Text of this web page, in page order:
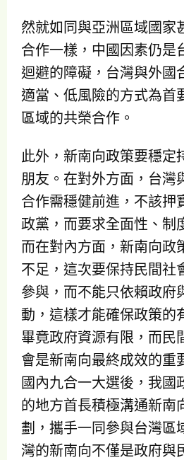
然就如同與亞洲區域國家
合作一樣，中國因素仍是
迴避的障礙，台灣與外國
適當、低風險的方式為首
區域的共榮合作。
此外，新南向政策要穩定
朋友。在對外方面，台灣
合作需穩健前進，不該押
政黨，而要求全面性、制
而在對內方面，新南向政
不足，這次要保持民間社
參與，而不能只依賴政府
動，這樣才能確保政策的
畢竟政府資源有限，而民
會是新南向最終成效的重
國內九合一大選後，我國
的地方首長積極溝通新南
劃，攜手一同參與台灣區
灣的新南向不僅是政府與